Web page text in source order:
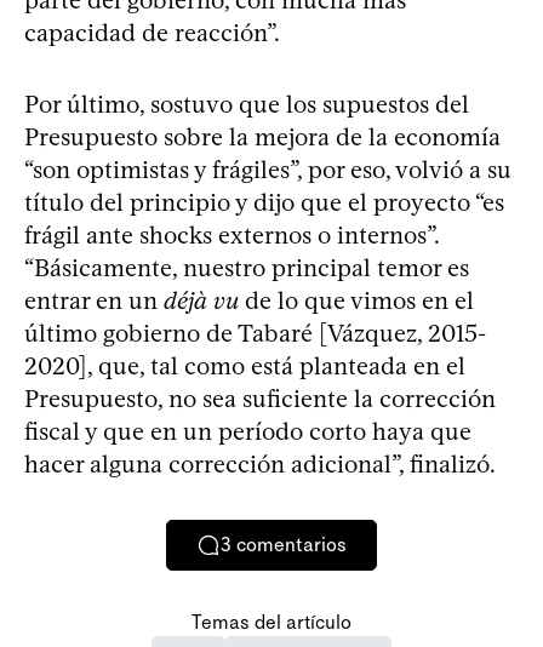
capacidad de reacción”.
Por último, sostuvo que los supuestos del
Presupuesto sobre la mejora de la economía
“son optimistas y frágiles”, por eso, volvió a su
título del principio y dijo que el proyecto “es
frágil ante shocks externos o internos”.
“Básicamente, nuestro principal temor es
entrar en un déjà vu de lo que vimos en el
último gobierno de Tabaré [Vázquez, 2015-
2020], que, tal como está planteada en el
Presupuesto, no sea suficiente la corrección
fiscal y que en un período corto haya que
hacer alguna corrección adicional”, finalizó.
3 comentarios
Temas del artículo